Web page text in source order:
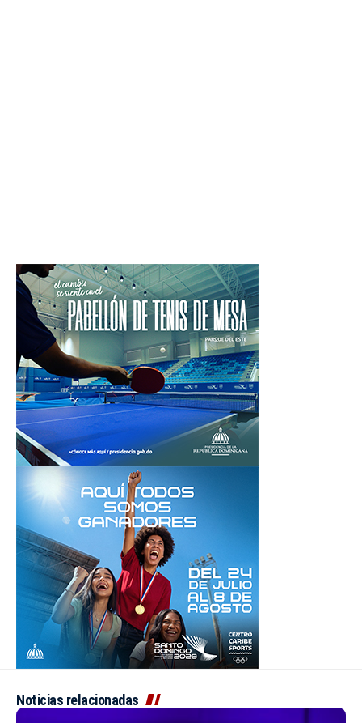
Noticias relacionadas